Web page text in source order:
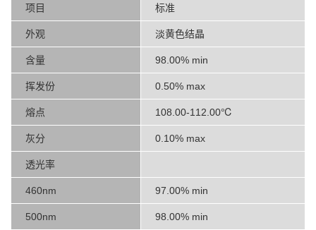
项目 标准
外观 淡黄色结晶
含量 98.00% min
挥发份 0.50% max
熔点 108.00-112.00℃
灰分 0.10% max
透光率
460nm 97.00% min
500nm 98.00% min